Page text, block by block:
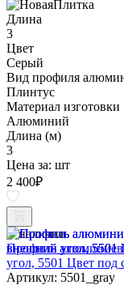
Длина
3
Цвет
Серый
Вид профиля
Плинтус
Материал изготовки
Алюминий
Длина (м)
3
Цена за: шт
2 400₽
В наличии
Профиль
угол, 5501 Цвет под
Артикул: 5501_gray